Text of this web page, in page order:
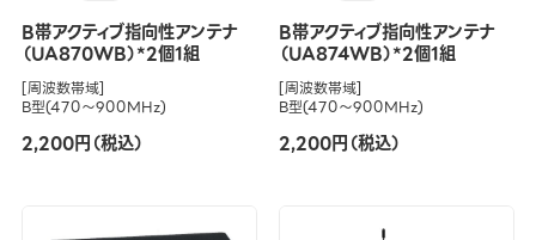
B帯アクティブ指向性アンテナ
（UA870WB）*2個1組
[周波数帯域]
B型(470～900MHz)
2,200円（税込）
B帯アクティブ指向性アンテナ
（UA874WB）*2個1組
[周波数帯域]
B型(470～900MHz)
2,200円（税込）